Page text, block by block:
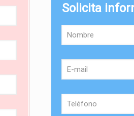
Solicita